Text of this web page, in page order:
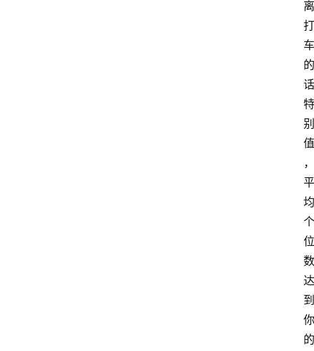
离
打
车
的
话
特
别
值
，
平
均
个
位
数
达
到
你
的